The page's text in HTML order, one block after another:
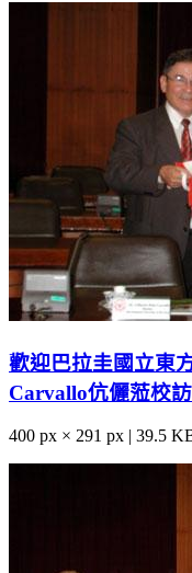
歡迎巴拉圭國立東
Carvallo伉儷蒞校
400 px × 291 px | 39.5